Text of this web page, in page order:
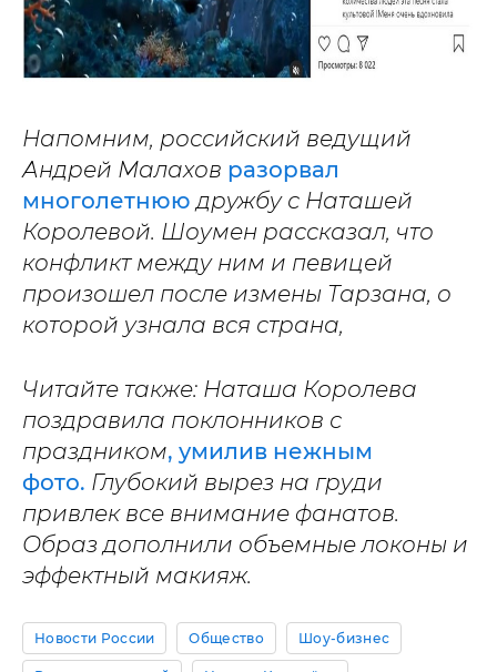
Напомним, российский ведущий
Андрей Малахов разорвал
многолетнюю дружбу с Наташей
Королевой. Шоумен рассказал, что
конфликт между ним и певицей
произошел после измены Тарзана, о
которой узнала вся страна,
Читайте также: Наташа Королева
поздравила поклонников с
праздником, умилив нежным
фото. Глубокий вырез на груди
привлек все внимание фанатов.
Образ дополнили объемные локоны и
эффектный макияж.
Новости России Общество Шоу-бизнес